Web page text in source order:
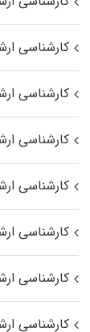
کارشناسی
کارشناسی
کارشناسی
کارشناسی
کارشناسی
کارشناسی
کارشناسی